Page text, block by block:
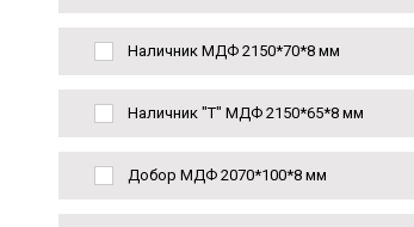
Наличник МДФ 2150*70*8 мм
Наличник "Т" МДФ 2150*65*8 мм
Добор МДФ 2070*100*8 мм